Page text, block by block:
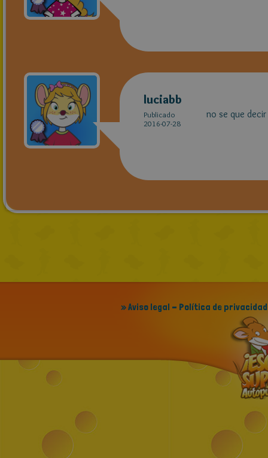
luciabb
Publicado
2016-07-28
no se que decir
» Aviso legal - Política de privacidad